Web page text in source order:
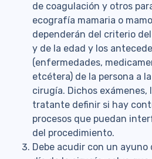
de coagulación y otros
ecografía mamaria o
dependerán del criterio
y de la edad y los
(enfermedades,
etcétera) de la persona a
cirugía. Dichos
tratante definir si hay
procesos que puedan
del procedimiento.
Debe acudir con un ayuno